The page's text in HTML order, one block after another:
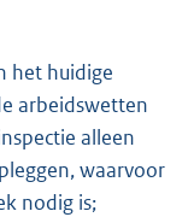
het huidige
arbeidswetten
alleen
waarvoor
nodig is;